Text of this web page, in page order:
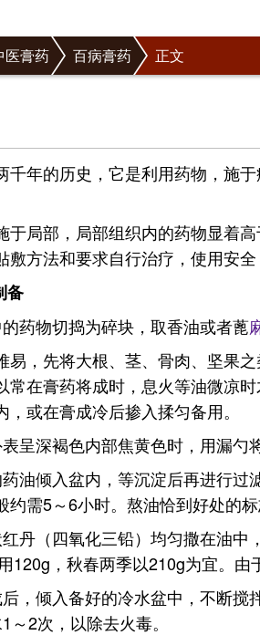
医膏药 百病膏药 正文
千年的历史，它是利用药物，施
于局部，局部组织内的药物显着
敷方法和要求自行治疗，使用安
备
的药物切捣为碎块，取香油或者蓖
易，先将大根、茎、骨肉、坚果
常在膏药将成时，息火等油微凉
或在膏成冷后掺入揉匀备用。
表呈深褐色内部焦黄色时，用漏
药油倾入盆内，等沉淀后再进行
约需5～6小时。熬油恰到好处的
红丹（四氧化三铅）均匀撒在油
120g，秋春两季以210g为宜。
后，倾入备好的冷水盆中，不断
2次，以除去火毒。